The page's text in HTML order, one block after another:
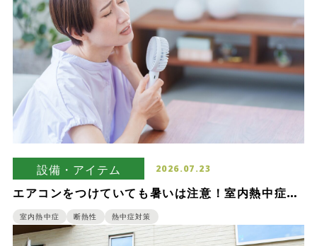
設備・アイテム 2026.07.23
エアコンをつけていても暑いは注意！室内熱中症を
防ぐための基礎知識
室内熱中症 断熱性 熱中症対策